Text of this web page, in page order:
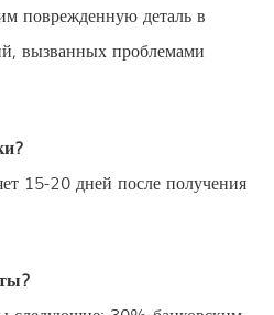
поврежденную деталь в
вызванных проблемами
15-20 дней после получения